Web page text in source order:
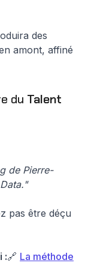
des
amont, affiné
du Talent
de Pierre-
pas être déçu
:🔗 La méthode